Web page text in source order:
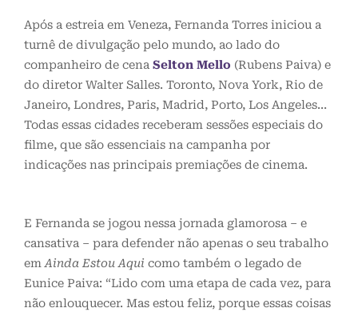
Após a estreia em Veneza, Fernanda Torres iniciou a
turnê de divulgação pelo mundo, ao lado do
companheiro de cena Selton Mello (Rubens Paiva) e
do diretor Walter Salles. Toronto, Nova York, Rio de
Janeiro, Londres, Paris, Madrid, Porto, Los Angeles…
Todas essas cidades receberam sessões especiais do
filme, que são essenciais na campanha por
indicações nas principais premiações de cinema.
E Fernanda se jogou nessa jornada glamorosa – e
cansativa – para defender não apenas o seu trabalho
emAinda Estou Aqui como também o legado de
Eunice Paiva: “Lido com uma etapa de cada vez, para
não enlouquecer. Mas estou feliz, porque essas coisas